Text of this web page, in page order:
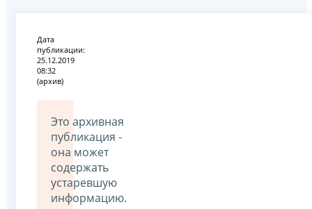
Дата
публикации:
25.12.2019
08:32
(архив)
Это архивная
публикация -
она может
содержать
устаревшую
информацию.